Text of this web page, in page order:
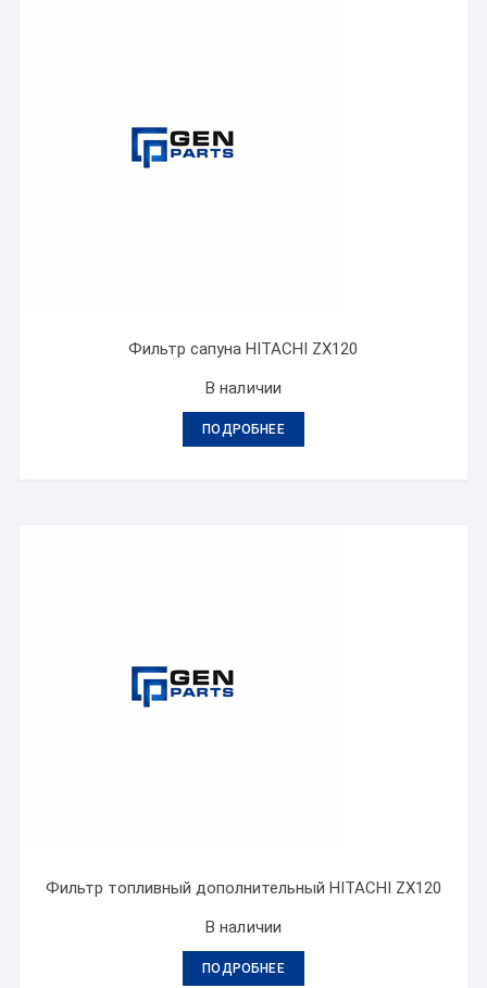
Фильтр сапуна HITACHI ZX120
В наличии
ПОДРОБНЕЕ
Фильтр топливный дополнительный HITACHI ZX120
В наличии
ПОДРОБНЕЕ